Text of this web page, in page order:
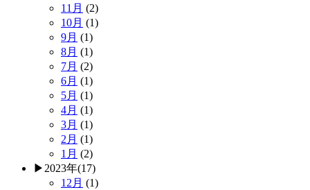
11月 (2)
10月 (1)
9月 (1)
8月 (1)
7月 (2)
6月 (1)
5月 (1)
4月 (1)
3月 (1)
2月 (1)
1月 (2)
▶ 2023年(17)
12月 (1)